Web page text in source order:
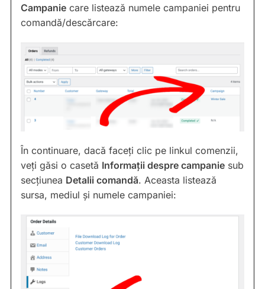
Campanie care listează numele campaniei pentru
comandă/descărcare:
În continuare, dacă faceți clic pe linkul comenzii,
veți găsi o casetă Informații despre campanie sub
secțiunea Detalii comandă. Aceasta listează
sursa, mediul și numele campaniei: